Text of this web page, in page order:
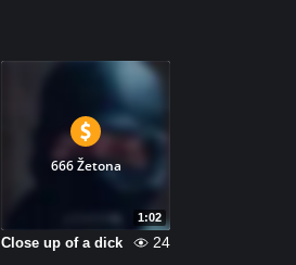
1:02
666 Žetona
Close up of a dick 24